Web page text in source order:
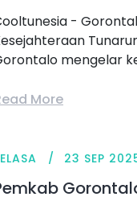
-
mengelar
More
23 SEP